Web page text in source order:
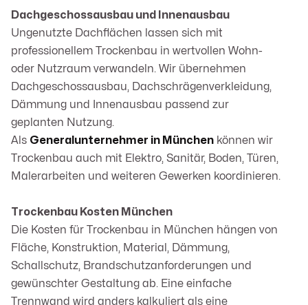
Dachgeschossausbau und Innenausbau
Ungenutzte Dachflächen lassen sich mit
professionellem Trockenbau in wertvollen Wohn-
oder Nutzraum verwandeln. Wir übernehmen
Dachgeschossausbau, Dachschrägenverkleidung,
Dämmung und Innenausbau passend zur
geplanten Nutzung.
Als Generalunternehmer in München können wir
Trockenbau auch mit Elektro, Sanitär, Boden, Türen,
Malerarbeiten und weiteren Gewerken koordinieren.
Trockenbau Kosten München
Die Kosten für Trockenbau in München hängen von
Fläche, Konstruktion, Material, Dämmung,
Schallschutz, Brandschutzanforderungen und
gewünschter Gestaltung ab. Eine einfache
Trennwand wird anders kalkuliert als eine